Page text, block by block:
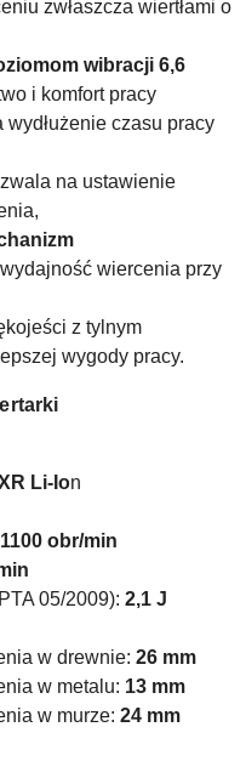
zwłaszcza wiertłami o
wibracji 6,6
i komfort pracy
czasu pracy
na ustawienie
wiercenia przy
z tylnym
wygody pracy.
Li-Ion
obr/min
05/2009): 2,1 J
w drewnie: 26 mm
w metalu: 13 mm
w murze: 24 mm